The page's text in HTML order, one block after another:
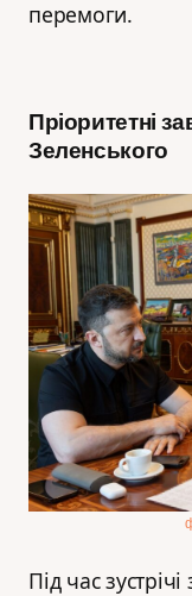
перемоги.
Пріоритетні
Зеленського
Під час